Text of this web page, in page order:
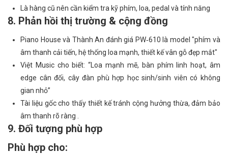
Là hàng cũ nên cần kiểm tra kỹ phím, loa, pedal và tính năng
8. Phản hồi thị trường & cộng đồng
Piano House và Thành An đánh giá PW‑610 là model "phím và
âm thanh cải tiến, hệ thống loa mạnh, thiết kế vân gỗ đẹp mắt"
Việt Music cho biết: “Loa mạnh mẽ, bàn phím linh hoạt, âm
edge cân đối, cây đàn phù hợp học sinh/sinh viên có không
gian nhỏ”
Tài liệu gốc cho thấy thiết kế tránh cộng hưởng thừa, đảm bảo
âm thanh rõ ràng .
9. Đối tượng phù hợp
Phù hợp cho: